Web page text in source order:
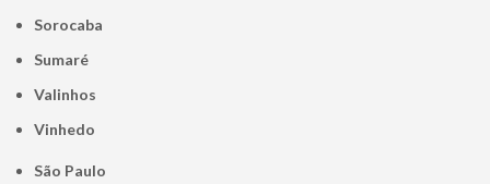
Sorocaba
Sumaré
Valinhos
Vinhedo
São Paulo